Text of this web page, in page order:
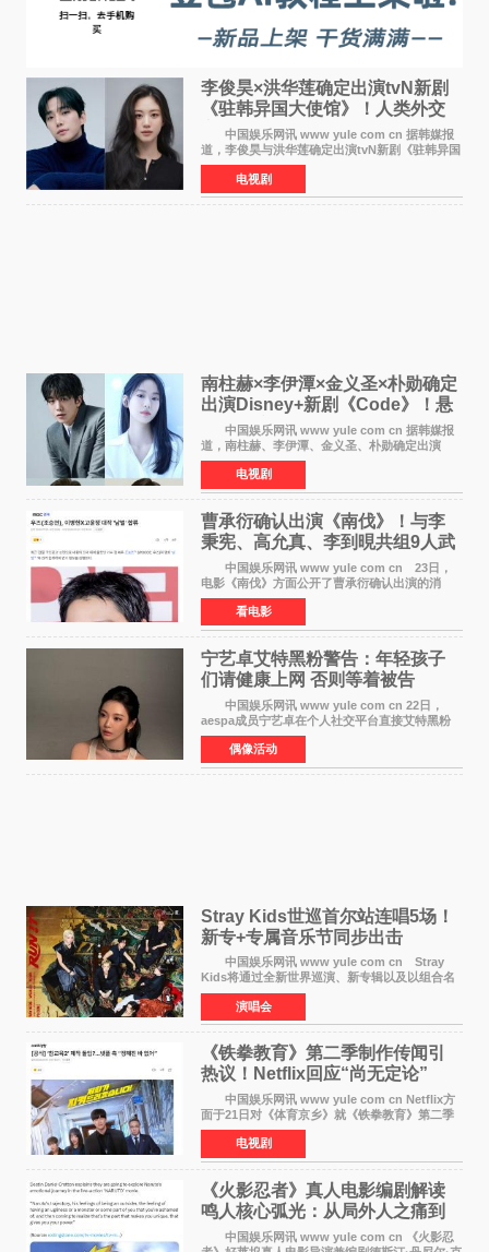
李俊昊×洪华莲确定出演tvN新剧
《驻韩异国大使馆》！人类外交
官与“龙”大使的奇幻
中国娱乐网讯 www yule com cn 据韩媒报
道，李俊昊与洪华莲确定出演tvN新剧《驻韩异国
大使馆》，分别担任男女主角，引发期待。
该剧讲述了一位因管理驻韩异国大使馆（负责管
理居住在大韩
电视剧
南柱赫×李伊潭×金义圣×朴勋确定
出演Disney+新剧《Code》！悬
疑犯罪惊悚明年上线
中国娱乐网讯 www yule com cn 据韩媒报
道，南柱赫、李伊潭、金义圣、朴勋确定出演
Disney+新剧《Code》，该剧预计将于明年播
出，引发高度关注。 本剧改编自同名人气台
剧，讲述了一位往来
电视剧
曹承衍确认出演《南伐》！与李
秉宪、高允真、李到晛共组9人武
士团
中国娱乐网讯 www yule com cn 23日，
电影《南伐》方面公开了曹承衍确认出演的消
息。通过歌手活动展现出独特色彩的曹承衍将在
片中饰演拥有出色弓箭技术的弓箭手，他将在这
一历史动作大片中展
看电影
宁艺卓艾特黑粉警告：年轻孩子
们​请健康上网 否则等着被告
中国娱乐网讯 www yule com cn 22日，
aespa成员宁艺卓在个人社交平台直接艾特黑粉
账号，正面喊话回应长期以来的恶意攻击，引发
广泛关注。 宁艺卓在文中表示，自己早已注
意到部分网友持续
偶像活动
Stray Kids世巡首尔站连唱5场！
新专+专属音乐节同步出击
中国娱乐网讯 www yule com cn Stray
Kids将通过全新世界巡演、新专辑以及以组合名
义打造的专属音乐节等一系列全球活动，开启事
业发展的全新篇章。 Stray Kids将于7月25日
至26日、29日
演唱会
《铁拳教育》第二季制作传闻引
热议！Netflix回应“尚无定论”
中国娱乐网讯 www yule com cn Netflix方
面于21日对《体育京乡》就《铁拳教育》第二季
制作传闻划清界限，表示尚无定论。然而，业界
却有传闻称已就《铁拳教育》第二季的制作展开
了讨论——《
电视剧
《火影忍者》真人电影编剧解读
鸣人核心弧光：从局外人之痛到
自我觉醒
中国娱乐网讯 www yule com cn 《火影忍